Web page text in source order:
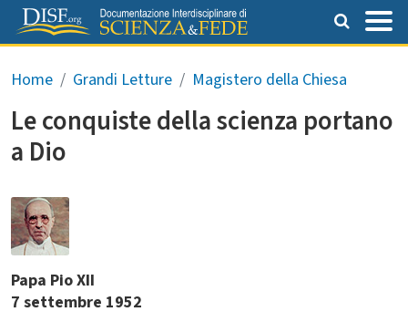
Salta al contenuto principale
Briciole di pane
Home Grandi Letture Magistero della Chiesa
Le conquiste della scienza portano
a Dio
Papa Pio XII
7 settembre 1952